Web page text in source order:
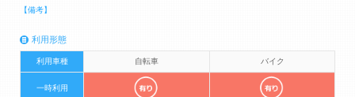
【備考】
利用形態
利用車種 自転車 バイク
一時利用